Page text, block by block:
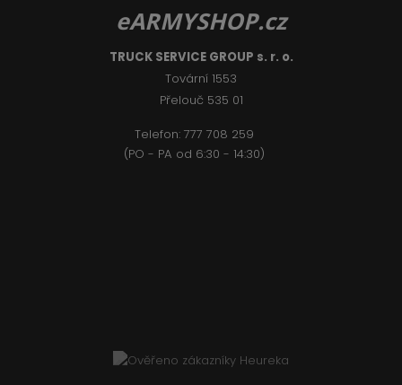
eARMYSHOP.cz
TRUCK SERVICE GROUP s. r. o.
Tovární 1553
Přelouč 535 01
Telefon: 777 708 259
(PO - PA od 6:30 - 14:30)